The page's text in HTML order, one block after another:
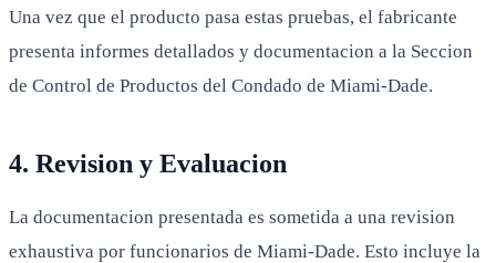
Una vez que el producto pasa estas pruebas, el fabricante
presenta informes detallados y documentacion a la Seccion
de Control de Productos del Condado de Miami-Dade.
4. Revision y Evaluacion
La documentacion presentada es sometida a una revision
exhaustiva por funcionarios de Miami-Dade. Esto incluye la